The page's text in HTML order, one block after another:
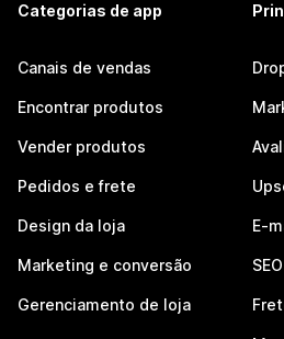
Categorias de app
Canais de vendas
Encontrar produtos
Vender produtos
Pedidos e frete
Design da loja
Marketing e conversão
Gerenciamento de loja
E-
SEO